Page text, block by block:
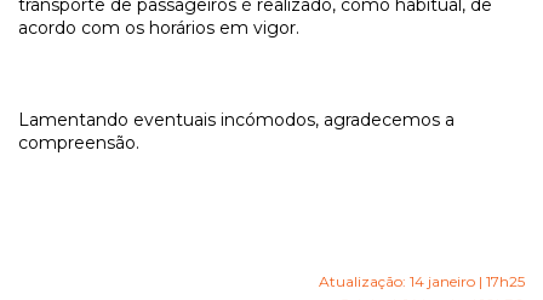
transporte de passageiros é realizado, como habitual, de
acordo com os horários em vigor.
Lamentando eventuais incómodos, agradecemos a
compreensão.
Atualização: 14 janeiro | 17h25